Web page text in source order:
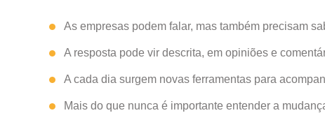
As empresas podem falar, mas também precisam
A resposta pode vir descrita, em opiniões e
A cada dia surgem novas ferramentas para
Mais do que nunca é importante entender a